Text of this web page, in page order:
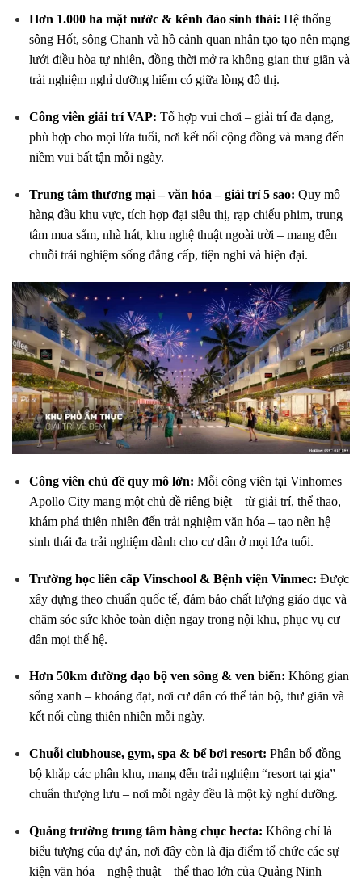
Hơn 1.000 ha mặt nước & kênh đào sinh thái: Hệ thống
sông Hốt, sông Chanh và hồ cảnh quan nhân tạo tạo nên mạng
lưới điều hòa tự nhiên, đồng thời mở ra không gian thư giãn và
trải nghiệm nghỉ dưỡng hiếm có giữa lòng đô thị.
Công viên giải trí VAP: Tổ hợp vui chơi – giải trí đa dạng,
phù hợp cho mọi lứa tuổi, nơi kết nối cộng đồng và mang đến
niềm vui bất tận mỗi ngày.
Trung tâm thương mại – văn hóa – giải trí 5 sao: Quy mô
hàng đầu khu vực, tích hợp đại siêu thị, rạp chiếu phim, trung
tâm mua sắm, nhà hát, khu nghệ thuật ngoài trời – mang đến
chuỗi trải nghiệm sống đẳng cấp, tiện nghi và hiện đại.
Công viên chủ đề quy mô lớn: Mỗi công viên tại Vinhomes
Apollo City mang một chủ đề riêng biệt – từ giải trí, thể thao,
khám phá thiên nhiên đến trải nghiệm văn hóa – tạo nên hệ
sinh thái đa trải nghiệm dành cho cư dân ở mọi lứa tuổi.
Trường học liên cấp Vinschool & Bệnh viện Vinmec: Được
xây dựng theo chuẩn quốc tế, đảm bảo chất lượng giáo dục và
chăm sóc sức khỏe toàn diện ngay trong nội khu, phục vụ cư
dân mọi thế hệ.
Hơn 50km đường dạo bộ ven sông & ven biển: Không gian
sống xanh – khoáng đạt, nơi cư dân có thể tản bộ, thư giãn và
kết nối cùng thiên nhiên mỗi ngày.
Chuỗi clubhouse, gym, spa & bể bơi resort: Phân bổ đồng
bộ khắp các phân khu, mang đến trải nghiệm “resort tại gia”
chuẩn thượng lưu – nơi mỗi ngày đều là một kỳ nghỉ dưỡng.
Quảng trường trung tâm hàng chục hecta: Không chỉ là
biểu tượng của dự án, nơi đây còn là địa điểm tổ chức các sự
kiện văn hóa – nghệ thuật – thể thao lớn của Quảng Ninh